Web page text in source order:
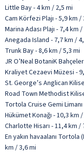
Little Bay - 4 km / 2,5 mi
Cam Körfezi Plajı - 5,9 km /
Marina Adası Plajı - 7,4 km
Anegada Island - 7,7 km /
Trunk Bay - 8,6 km / 5,3 mi
JR O’Neal BotaniK
Kraliyet Cezaevi Müzesi -
St. George’s Anglican
Road Town Methodist
Tortola Cruise Gemi
Hükümet Konağı - 10,3 km
Charlotte Hisarı - 11,4 km /
En yakın havaalanı
km / 3,6 mi